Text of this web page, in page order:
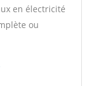
en électricité
ou